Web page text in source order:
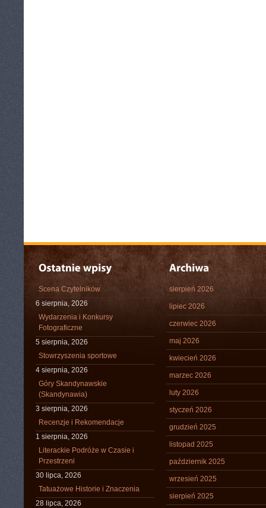
Scena Czytelników
6 sierpnia, 2026
Wydarzenia i Konkursy
Fotograficzne
5 sierpnia, 2026
Stowrzyszenia sportowe
4 sierpnia, 2026
Góry Skandynawskie
(Skandynawia)
3 sierpnia, 2026
Recenzje i Rekomendacje
1 sierpnia, 2026
Literackie Podróże w Czasie i
Przestrzeni
30 lipca, 2026
Tatuażowe Historie i Znaczenia
28 lipca, 2026
sierpień 2026
lipiec 2026
czerwiec 2026
maj 2026
kwiecień 2026
marzec 2026
luty 2026
styczeń 2026
grudzień 2025
listopad 2025
październik 2025
wrzesień 2025
sierpień 2025